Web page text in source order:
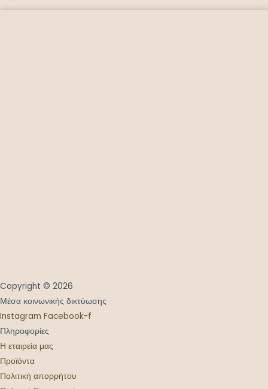
Copyright © 2026
Μέσα κοινωνικής δικτύωσης
Instagram Facebook-f
Πληροφορίες
Η εταιρεία μας
Προϊόντα
Πολιτική απορρήτου